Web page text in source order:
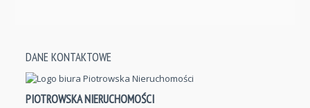
DANE KONTAKTOWE
PIOTROWSKA NIERUCHOMOŚCI